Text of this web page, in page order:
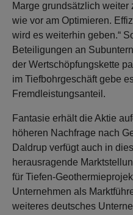
Marge grundsätzlich weiter
wie vor am Optimieren.
wird es weiterhin geben.“
Beteiligungen an
der Wertschöpfungskette
im Tiefbohrgeschäft gebe
Fremdleistungsanteil.
Fantasie erhält die Aktie
höheren Nachfrage nach
Daldrup verfügt auch in
herausragende
für Tiefen-
Unternehmen als
weiteres deutsches